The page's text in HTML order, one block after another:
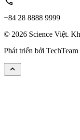
+84 28 8888 9999
© 2026 Science Việt.
Phát triển bởi TechTeam
keyboard_arrow_up